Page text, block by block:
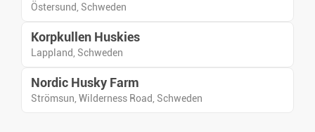
Östersund, Schweden
Korpkullen Huskies
Lappland, Schweden
Nordic Husky Farm
Strömsun, Wilderness Road, Schweden